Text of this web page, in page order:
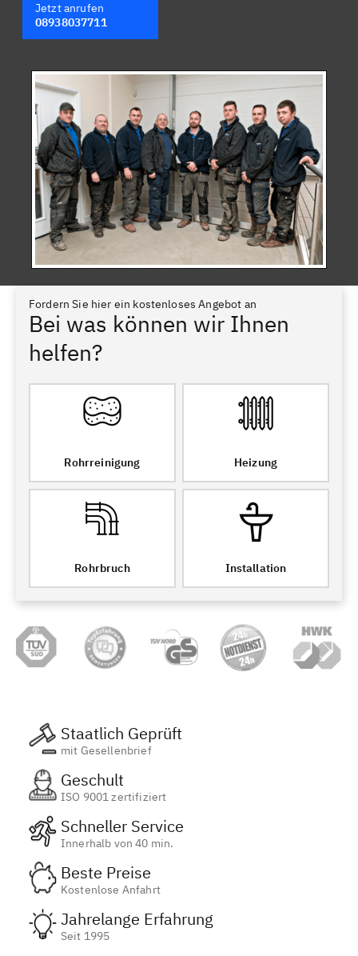
Jetzt anrufen
08938037711
Fordern Sie hier ein kostenloses Angebot an
Bei was können wir Ihnen
helfen?
Rohrreinigung Heizung
Rohrbruch Installation
Staatlich Geprüft
mit Gesellenbrief
Geschult
ISO 9001 zertifiziert
Schneller Service
Innerhalb von 40 min.
Beste Preise
Kostenlose Anfahrt
Jahrelange Erfahrung
Seit 1995